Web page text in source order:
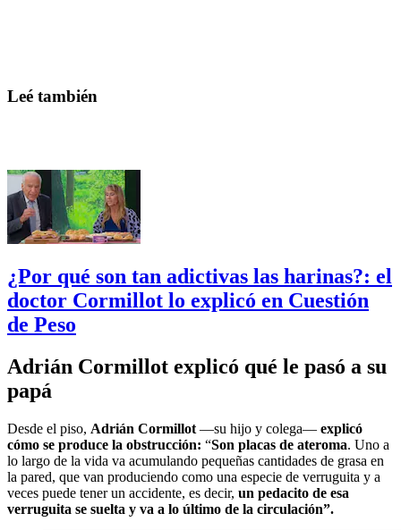
Leé también
¿Por qué son tan adictivas las harinas?: el
doctor Cormillot lo explicó en Cuestión
de Peso
Adrián Cormillot explicó qué le pasó a su
papá
Desde el piso, Adrián Cormillot —su hijo y colega— explicó
cómo se produce la obstrucción: “Son placas de ateroma. Uno a
lo largo de la vida va acumulando pequeñas cantidades de grasa en
la pared, que van produciendo como una especie de verruguita y a
veces puede tener un accidente, es decir, un pedacito de esa
verruguita se suelta y va a lo último de la circulación”.